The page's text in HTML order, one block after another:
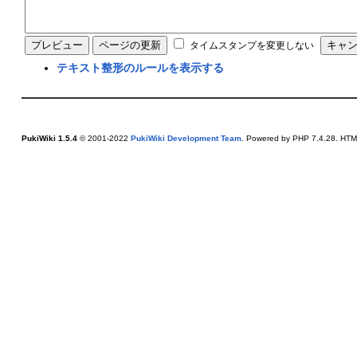
タイムスタンプを変更しない
テキスト整形のルールを表示する
PukiWiki 1.5.4© 2001-2022 PukiWiki Development Team. Powered by PHP 7.4.28.